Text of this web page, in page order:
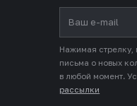
Нажимая стрелку,
письма о новых
в любой момент.
рассылки